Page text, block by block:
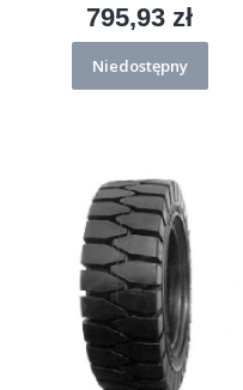
Cena
795,93 zł
Niedostępny